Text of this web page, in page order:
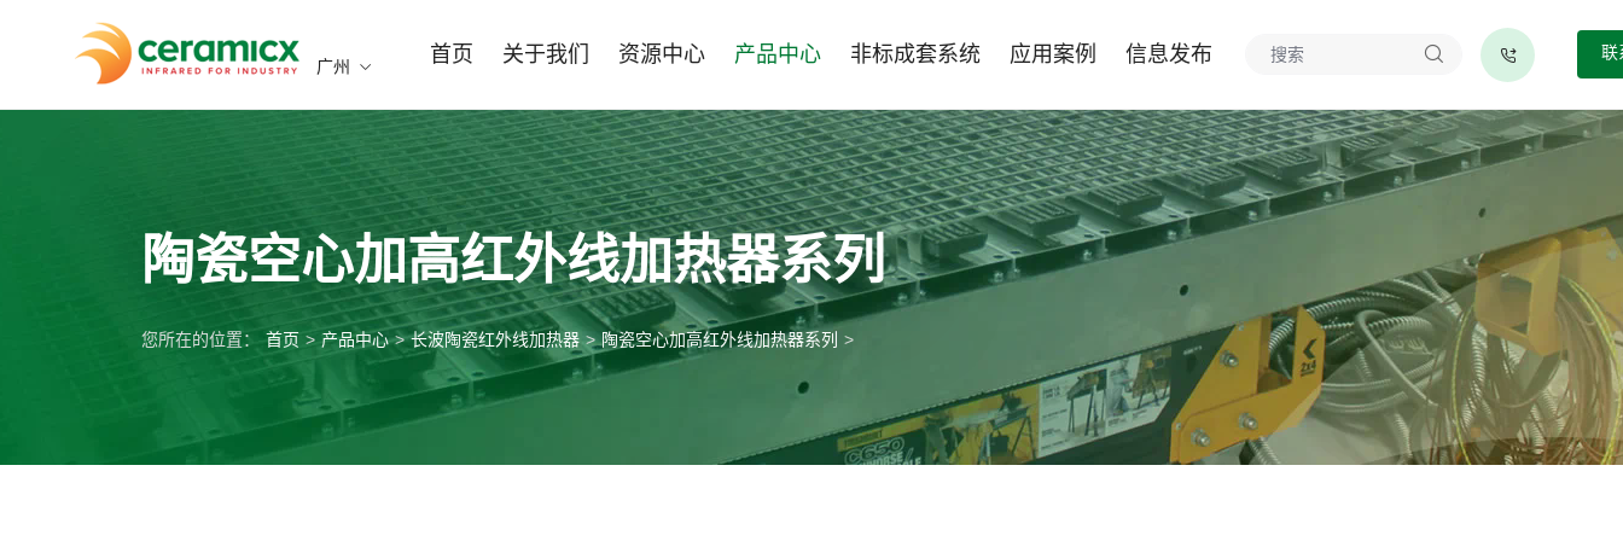
广州 首页 关于我们 资源中心 产品中心 非标成套系统 应用案例 信息发布 联
陶瓷空心加高红外线加热器系列
您所在的位置： 首页 > 产品中心 > 长波陶瓷红外线加热器 > 陶瓷空心加高红外线加热器系列 >